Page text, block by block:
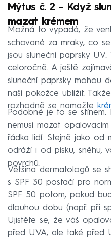
Mýtus č. 2 – Když
mazat krémem
Možná to vypadá, že
schované za mraky, co
jsou sluneční paprsky
celoročně. A ještě
sluneční paprsky mohou
naší pokožce ublížit.
rozhodně se namažte
Podobné je to se
nemusí mazat
řádka lidí. Stejně jako od
odráží i od písku, sněhu,
povrchů.
Většina dermatologů se
s SPF 30 postačí pro
SPF 50 potom, pokud
dlouhou dobu (např. při
Ujistěte se, že váš
před UVA, ale také před